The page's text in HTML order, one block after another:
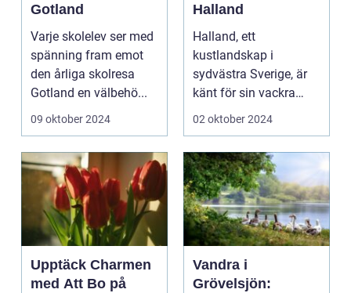
Gotland
Varje skolelev ser med
spänning fram emot
den årliga skolresa
Gotland en välbehö...
09 oktober 2024
Halland
Halland, ett
kustlandskap i
sydvästra Sverige, är
känt för sin vackra
natur, långa
02 oktober 2024
Upptäck Charmen
med Att Bo på
Vandra i
Grövelsjön: